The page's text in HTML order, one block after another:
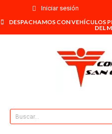
Iniciar sesión
DESPACHAMOS CON VEHÍCULOS
DEL